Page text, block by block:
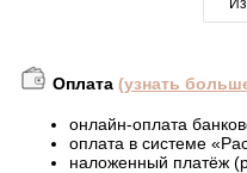
Оплата (узнать
онлайн-оплата
оплата в системе
наложенный платёж